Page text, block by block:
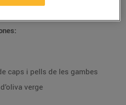
caps i pells de les gambes
verge